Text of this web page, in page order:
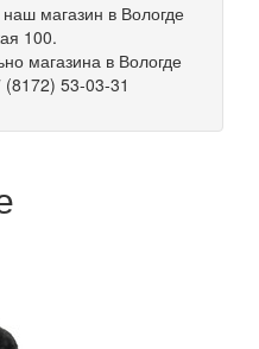
магазин в Вологде
100.
магазина в Вологде
53-03-31